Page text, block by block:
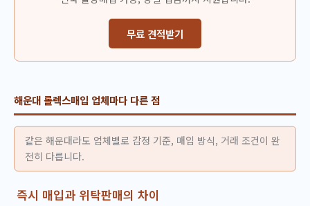
무료 견적받기
해운대 롤렉스매입 업체마다 다른 점
같은 해운대라도 업체별로 감정 기준, 매입 방식, 거래 조건이 완
전히 다릅니다.
즉시 매입과 위탁판매의 차이